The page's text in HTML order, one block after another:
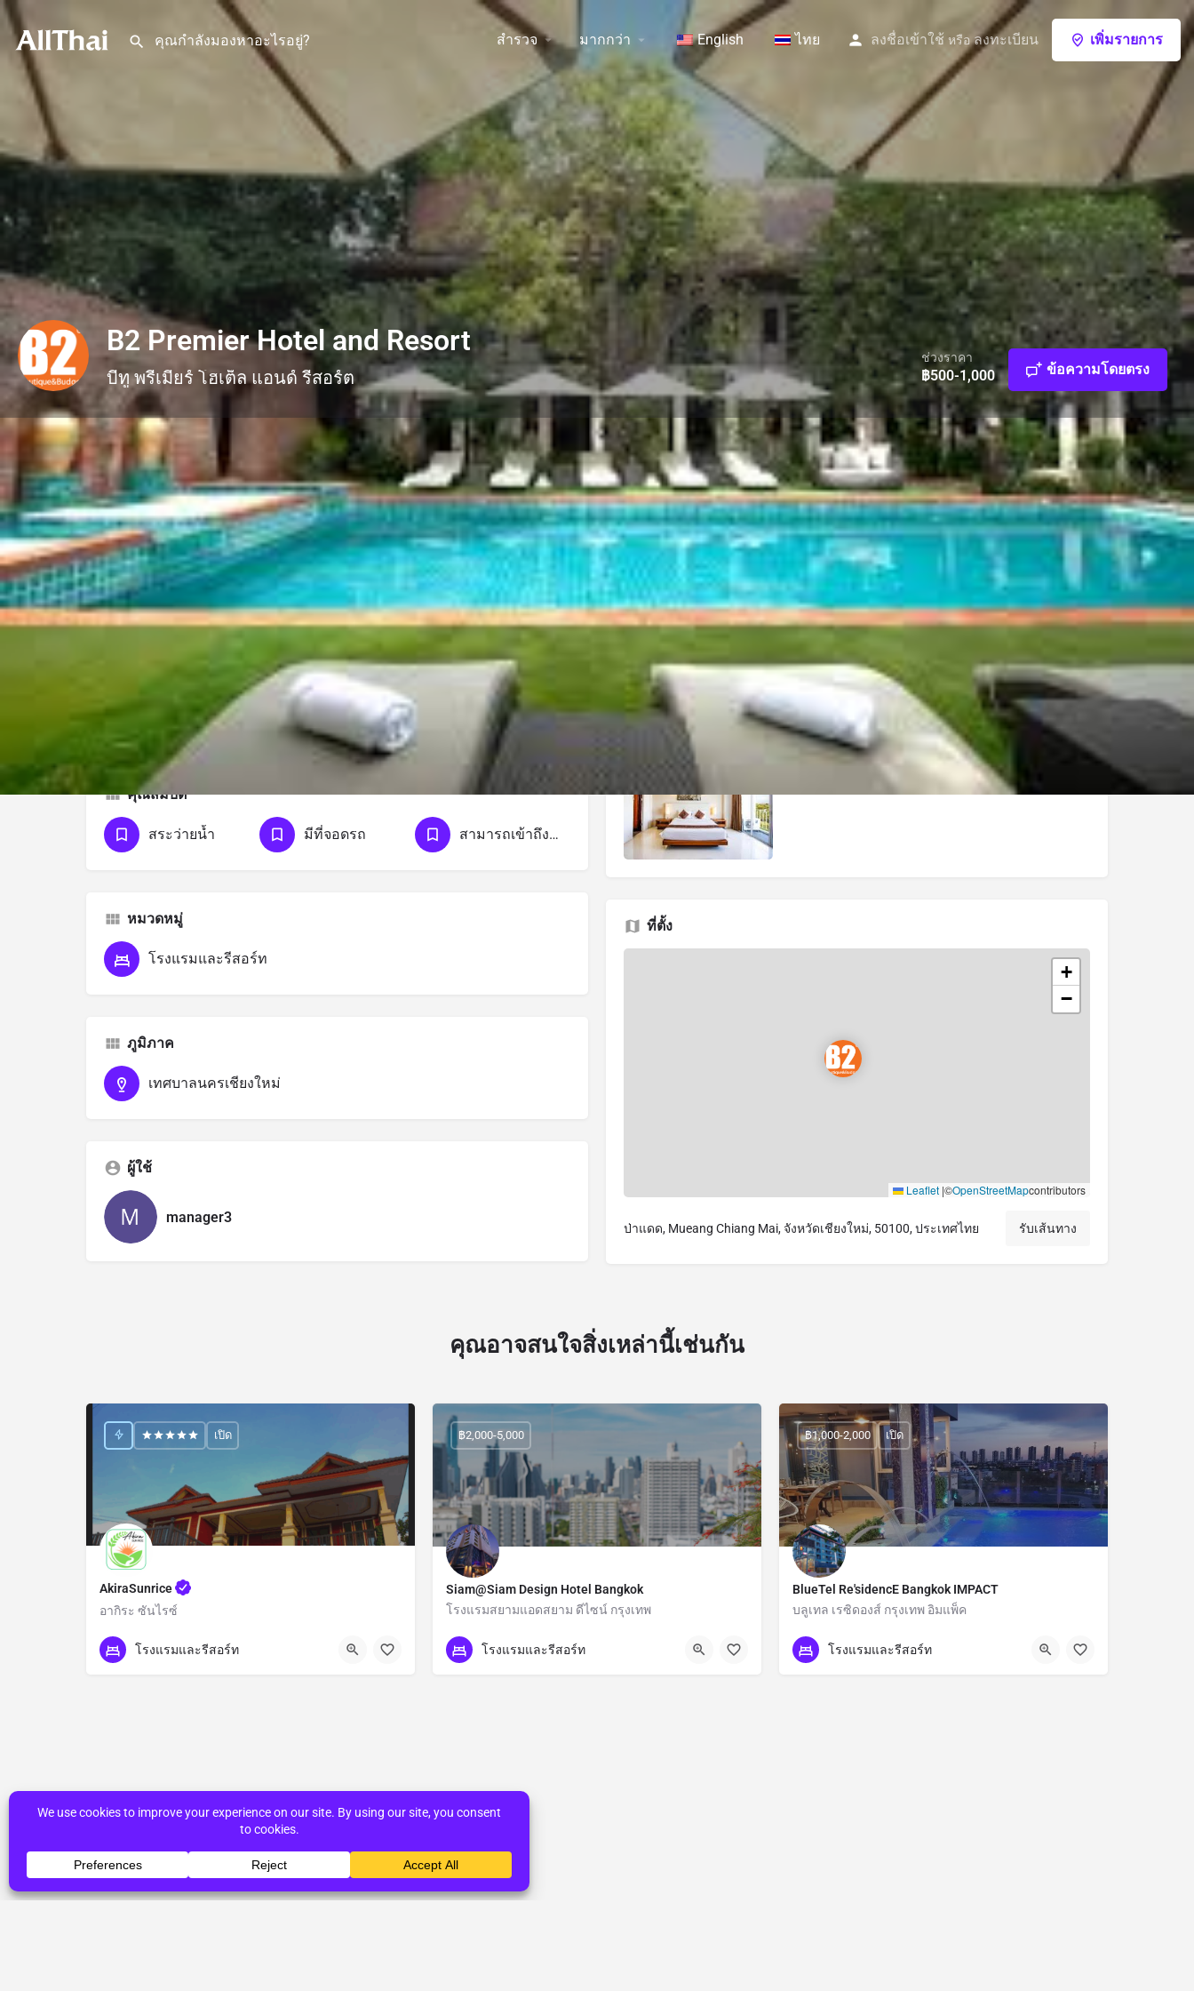
สำรวจ มากกว่า English ไทย ลงชื่อเข้าใช้ หรือ ลงทะเบียน เพิ่มรายการ
B2 Premier Hotel and Resort
บีทู พรีเมียร์ โฮเต็ล แอนด์ รีสอร์ต
ช่วงราคา
฿500-1,000 ข้อความโดยตรง
ประวัติโดยย่อ บทวิจารณ์ กิจกรรม งาน คุณสมบัติ
การอ้างสิทธิ์รายการ รับเส้นทาง ฝากความคิดเห็น โทรเลยตอนนี้ ว็บไซต์ บุ๊กมาร์ก แบ่งปัน
รายงาน
เป็นโรงแรมบูติกและโรงแรมราคาประหยัดที่สมบูรณ์แบบสำหรับการพักผ่อน
พร้อมทิวทัศน์อันตระการตาของดอยสุเทพและเมืองเชียงใหม่
แกลเลอรี่
คุณสมบัติ
สระว่ายน้ำ มีที่จอดรถ สามารถเข้าถึงได้ด้วยรถเข็น
หมวดหมู่
โรงแรมและรีสอร์ท
ที่ตั้ง
+
−
Leaflet |©OpenStreetMapcontributors
ป่าแดด, Mueang Chiang Mai, จังหวัดเชียงใหม่, 50100, ประเทศไทย รับเส้นทาง
ภูมิภาค
เทศบาลนครเชียงใหม่
ผู้ใช้
manager3
คุณอาจสนใจสิ่งเหล่านี้เช่นกัน
AkiraSunrice
อากิระ ซันไรซ์
เทศบาลนครพระนครศรีอยุธยา
เปิด
โรงแรมและรีสอร์ท
Siam@Siam Design Hotel Bangkok
โรงแรมสยามแอดสยาม ดีไซน์ กรุงเทพ
กรุงเทพมหานคร
฿2,000-5,000
โรงแรมและรีสอร์ท
BlueTel Re'sidencE Bangkok IMPACT
บลูเทล เรซิดองส์ กรุงเทพ อิมแพ็ค
กรุงเทพมหานคร
฿1,000-2,000 เปิด
โรงแรมและรีสอร์ท